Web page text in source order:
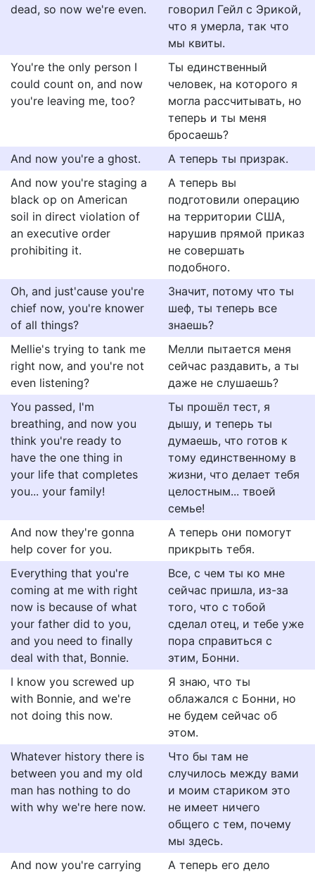
dead, so now we're even.
говорил Гейл с Эрикой,
что я умерла, так что
мы квиты.
You're the only person I
could count on, and now
you're leaving me, too?
Ты единственный
человек, на которого я
могла рассчитывать, но
теперь и ты меня
бросаешь?
And now you're a ghost.
А теперь ты призрак.
And now you're staging a
black op on American
soil in direct violation of
an executive order
prohibiting it.
А теперь вы
подготовили операцию
на территории США,
нарушив прямой приказ
не совершать
подобного.
Oh, and just'cause you're
chief now, you're knower
of all things?
Значит, потому что ты
шеф, ты теперь все
знаешь?
Mellie's trying to tank me
right now, and you're not
even listening?
Мелли пытается меня
сейчас раздавить, а ты
даже не слушаешь?
You passed, I'm
breathing, and now you
think you're ready to
have the one thing in
your life that completes
you... your family!
Ты прошёл тест, я
дышу, и теперь ты
думаешь, что готов к
тому единственному в
жизни, что делает тебя
целостным... твоей
семье!
And now they're gonna
help cover for you.
А теперь они помогут
прикрыть тебя.
Everything that you're
coming at me with right
now is because of what
your father did to you,
and you need to finally
deal with that, Bonnie.
Все, с чем ты ко мне
сейчас пришла, из-за
того, что с тобой
сделал отец, и тебе уже
пора справиться с
этим, Бонни.
I know you screwed up
with Bonnie, and we're
not doing this now.
Я знаю, что ты
облажался с Бонни, но
не будем сейчас об
этом.
Whatever history there is
between you and my old
man has nothing to do
with why we're here now.
Что бы там не
случилось между вами
и моим стариком это
не имеет ничего
общего с тем, почему
мы здесь.
And now you're carrying
А теперь его дело